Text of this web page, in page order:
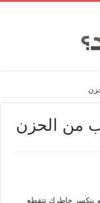
من الحزن
ينكسر خاطرك تتقطع